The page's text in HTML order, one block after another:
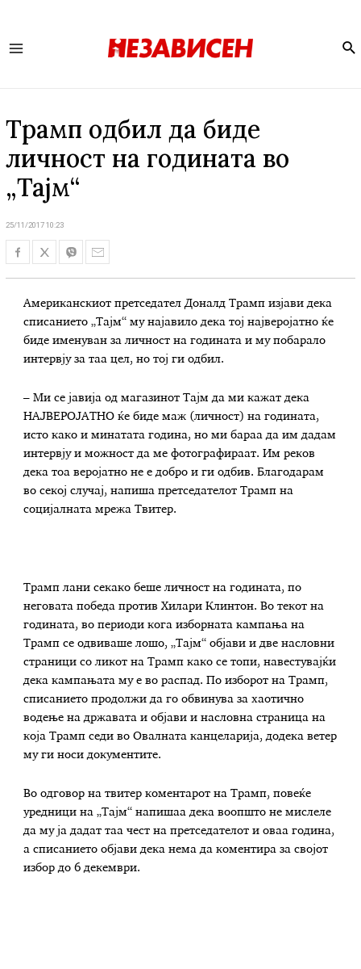
Трамп одбил да биде
личност на годината во
„Тајм“
25/11/2017 10:23
Американскиот претседател Доналд Трамп изјави дека
списанието „Тајм“ му најавило дека тој најверојатно ќе
биде именуван за личност на годината и му побарало
интервју за таа цел, но тој ги одбил.
– Ми се јавија од магазинот Тајм да ми кажат дека
НАЈВЕРОЈАТНО ќе биде маж (личност) на годината,
исто како и минатата година, но ми бараа да им дадам
интервју и можност да ме фотографираат. Им реков
дека тоа веројатно не е добро и ги одбив. Благодарам
во секој случај, напиша претседателот Трамп на
социјалната мрежа Твитер.
Трамп лани секако беше личност на годината, по
неговата победа против Хилари Клинтон. Во текот на
годината, во периоди кога изборната кампања на
Трамп се одвиваше лошо, „Тајм“ објави и две насловни
страници со ликот на Трамп како се топи, навестувајќи
дека кампањата му е во распад. По изборот на Трамп,
списанието продолжи да го обвинува за хаотично
водење на државата и објави и насловна страница на
која Трамп седи во Овалната канцеларија, додека ветер
му ги носи документите.
Во одговор на твитер коментарот на Трамп, повеќе
уредници на „Тајм“ напишаа дека воопшто не мислеле
да му ја дадат таа чест на претседателот и оваа година,
а списанието објави дека нема да коментира за својот
избор до 6 декември.